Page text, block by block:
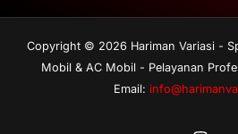
Copyright © 2026 Hariman Variasi -
Mobil & AC Mobil - Pelayanan
Email: